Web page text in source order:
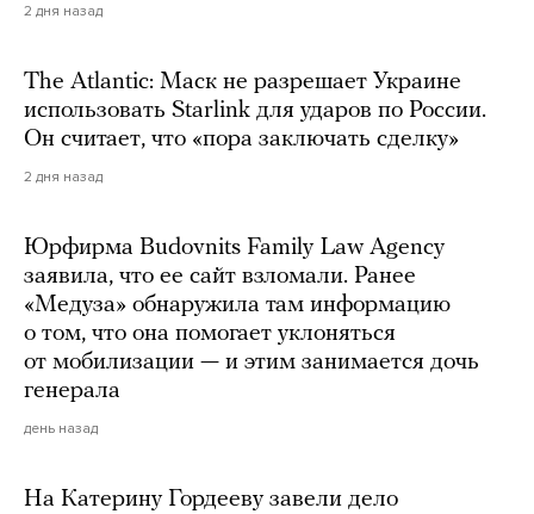
2 дня назад
The Atlantic: Маск не разрешает Украине
использовать Starlink для ударов по России.
Он считает, что «пора заключать сделку»
2 дня назад
Юрфирма Budovnits Family Law Agency
заявила, что ее сайт взломали. Ранее
«Медуза» обнаружила там информацию
о том, что она помогает уклоняться
от мобилизации — и этим занимается дочь
генерала
день назад
На Катерину Гордееву завели дело